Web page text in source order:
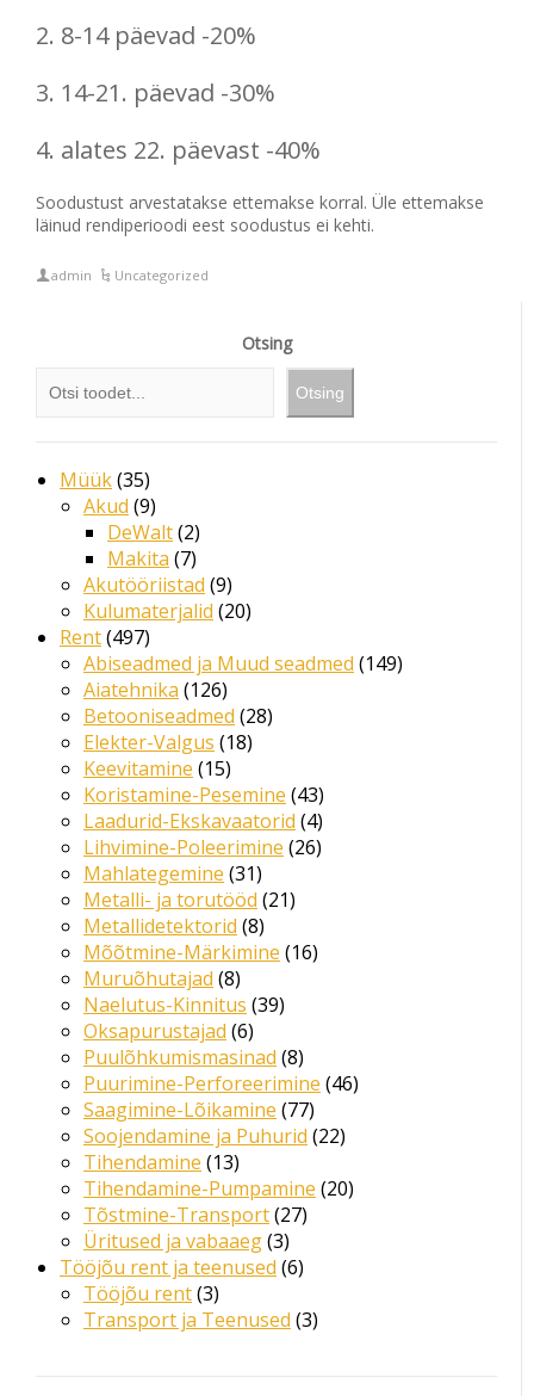
2. 8-14 päevad -20%
3. 14-21. päevad -30%
4. alates 22. päevast -40%
Soodustust arvestatakse ettemakse korral. Üle ettemakse
läinud rendiperioodi eest soodustus ei kehti.
admin Uncategorized
Otsing
Otsing
Müük 3535
toodet
Akud 99
toodet
DeWalt 22
toodet
Makita 77
toodet
Akutööriistad 99
toodet
Kulumaterjalid 2020
Rent 497497
toodet
Abiseadmed ja Muud seadmed 149149
Aiatehnika 126126
toodet
Betooniseadmed 2828
Elekter-Valgus 1818
Keevitamine 1515
toodet
Koristamine-Pesemine 4343
toodet
Laadurid-Ekskavaatorid 44
toodet
Lihvimine-Poleerimine 2626
Mahlategemine 3131
toodet
Metalli- ja torutööd 2121
Metallidetektorid 88
toodet
Mõõtmine-Märkimine 1616
Muruõhutajad 88
toodet
Naelutus-Kinnitus 3939
Oksapurustajad 66
toodet
Puulõhkumismasinad 88
toodet
Puurimine-Perforeerimine 4646
Saagimine-Lõikamine 7777
toodet
Soojendamine ja Puhurid 2222
Tihendamine 1313
toodet
Tihendamine-Pumpamine 2020
Tõstmine-Transport 2727
Üritused ja vabaaeg 33
toodet
Tööjõu rent ja teenused 66
Tööjõu rent 33
toodet
Transport ja Teenused 33